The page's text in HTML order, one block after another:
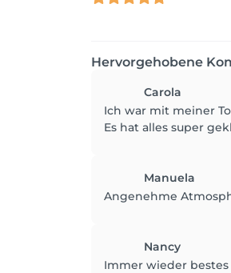
Hervorgehobene
Carola
Ich war mit meiner
Es hat alles super
Manuela
Angenehme
Nancy
Immer wieder